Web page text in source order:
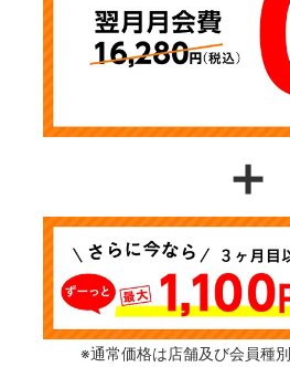
＋
※通常価格は店舗及び会員種